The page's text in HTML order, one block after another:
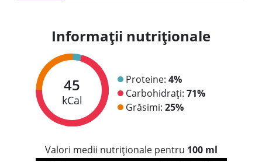
Informații nutriționale
45
kCal
Proteine: 4%
Carbohidrați: 71%
Grăsimi: 25%
Valori medii nutriționale pentru 100 ml